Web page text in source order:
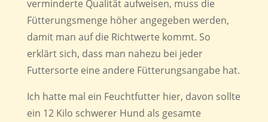
verminderte Qualität aufweisen, muss die
Fütterungsmenge höher angegeben werden,
damit man auf die Richtwerte kommt. So
erklärt sich, dass man nahezu bei jeder
Futtersorte eine andere Fütterungsangabe hat.
Ich hatte mal ein Feuchtfutter hier, davon sollte
ein 12 Kilo schwerer Hund als gesamte